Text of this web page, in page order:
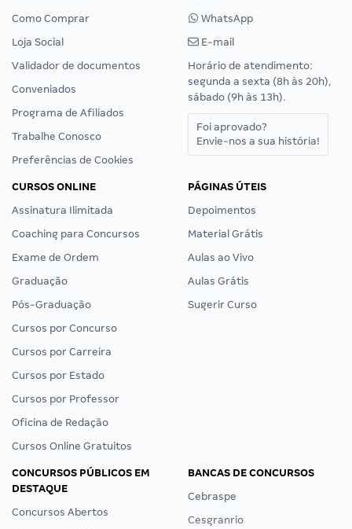
Como Comprar
Loja Social
Validador de documentos
Conveniados
Programa de Afiliados
Trabalhe Conosco
Preferências de Cookies
WhatsApp
E-mail
Horário de atendimento:
segunda a sexta (8h às 20h),
sábado (9h às 13h).
Foi aprovado?
Envie-nos a sua história!
CURSOS ONLINE
Assinatura Ilimitada
Coaching para Concursos
Exame de Ordem
Graduação
Pós-Graduação
Cursos por Concurso
Cursos por Carreira
Cursos por Estado
Cursos por Professor
Oficina de Redação
Cursos Online Gratuitos
PÁGINAS ÚTEIS
Depoimentos
Material Grátis
Aulas ao Vivo
Aulas Grátis
Sugerir Curso
CONCURSOS PÚBLICOS EM
DESTAQUE
Concursos Abertos
BANCAS DE CONCURSOS
Cebraspe
Cesgranrio